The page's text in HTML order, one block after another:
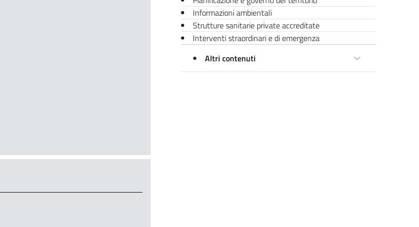
Informazioni ambientali
Strutture sanitarie private accreditate
Interventi straordinari e di emergenza
Altri contenuti